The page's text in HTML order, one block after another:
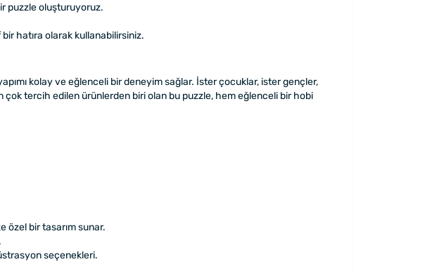
puzzle oluşturuyoruz.
hatıra olarak kullanabilirsiniz.
kolay ve eğlenceli bir deneyim sağlar. İster çocuklar, ister gençler,
tercih edilen ürünlerden biri olan bu puzzle, hem eğlenceli bir hobi
özel bir tasarım sunar.
seçenekleri.